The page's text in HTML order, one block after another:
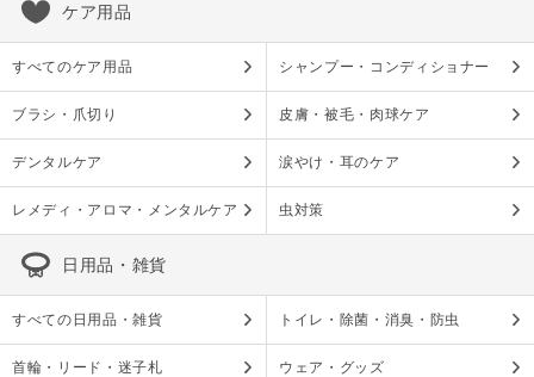
ケア用品
すべてのケア用品 シャンプー・コンディショナー
ブラシ・爪切り 皮膚・被毛・肉球ケア
デンタルケア 涙やけ・耳のケア
レメディ・アロマ・メンタルケア 虫対策
日用品・雑貨
すべての日用品・雑貨 トイレ・除菌・消臭・防虫
首輪・リード・迷子札 ウェア・グッズ